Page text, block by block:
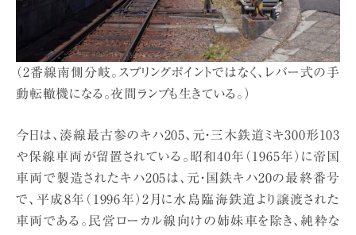
（2番線南側分岐。スプリングポイントではなく、レバー式の手
動転轍機になる。夜間ランプも生きている。）
今日は、湊線最古参のキハ205、元・三木鉄道ミキ300形103
や保線車両が留置されている。昭和40年（1965年）に帝国
車両で製造されたキハ205は、元・国鉄キハ20の最終番号
で、平成8年（1996年）2月に水島臨海鉄道より譲渡された
車両である。民営ローカル線向けの姉妹車を除き、純粋な